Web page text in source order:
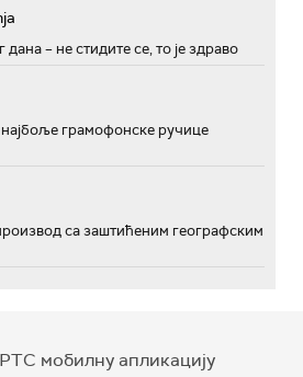
– не стидите се, то је здраво
грамофонске ручице
са заштићеним географским
мобилну апликацију